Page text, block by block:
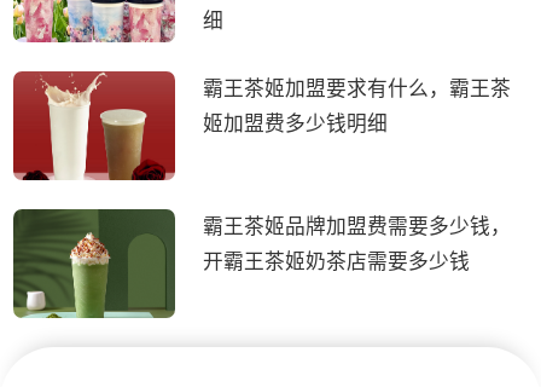
细
霸王茶姬加盟要求有什么，霸王茶
姬加盟费多少钱明细
霸王茶姬品牌加盟费需要多少钱，
开霸王茶姬奶茶店需要多少钱